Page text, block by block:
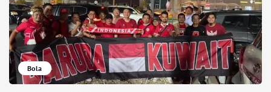
Bola